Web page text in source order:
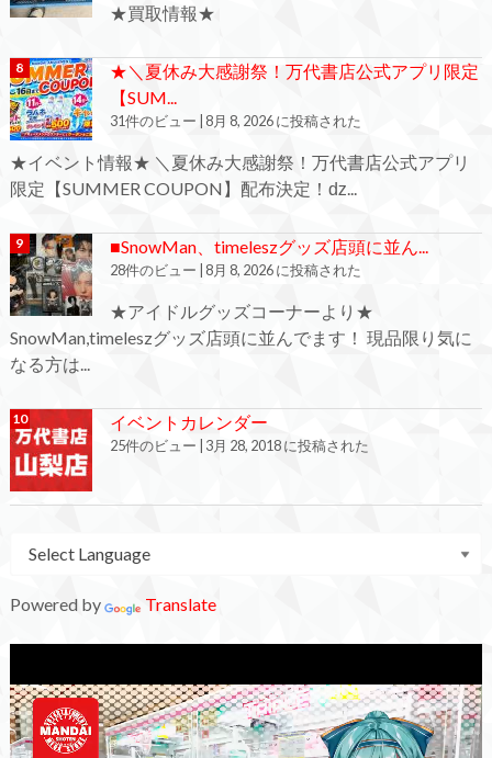
★買取情報★
★＼夏休み大感謝祭！万代書店公式アプリ限定
【SUM...
31件のビュー 8月 8, 2026 に投稿された
★イベント情報★ ＼夏休み大感謝祭！万代書店公式アプリ
限定【SUMMER COUPON】配布決定！ǳ...
■SnowMan、timeleszグッズ店頭に並ん...
28件のビュー 8月 8, 2026 に投稿された
★アイドルグッズコーナーより★
SnowMan,timeleszグッズ店頭に並んでます！ 現品限り気に
なる方は...
イベントカレンダー
25件のビュー 3月 28, 2018 に投稿された
Powered by Translate